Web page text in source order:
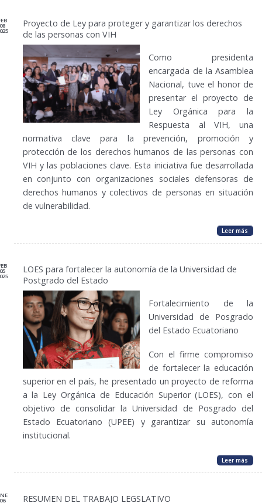
08
Proyecto de Ley para proteger y garantizar los derechos
de las personas con VIH
Como presidenta
encargada de la Asamblea
Nacional, tuve el honor de
presentar el proyecto de
Ley Orgánica para la
Respuesta al VIH, una
normativa clave para la prevención, promoción y
protección de los derechos humanos de las personas con
VIH y las poblaciones clave. Esta iniciativa fue desarrollada
en conjunto con organizaciones sociales defensoras de
derechos humanos y colectivos de personas en situación
de vulnerabilidad.
Leer más
05
LOES para fortalecer la autonomía de la Universidad de
Postgrado del Estado
Fortalecimiento de la
Universidad de Posgrado
del Estado Ecuatoriano
Con el firme compromiso
de fortalecer la educación
superior en el país, he presentado un proyecto de reforma
a la Ley Orgánica de Educación Superior (LOES), con el
objetivo de consolidar la Universidad de Posgrado del
Estado Ecuatoriano (UPEE) y garantizar su autonomía
institucional.
Leer más
06 RESUMEN DEL TRABAJO LEGSLATIVO